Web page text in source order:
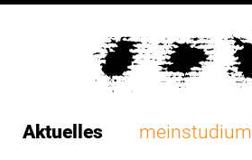
Aktuelles meinstudium